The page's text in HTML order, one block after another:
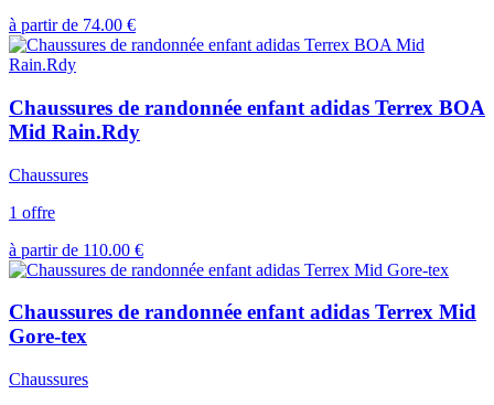
à partir de 74.00 €
Chaussures de randonnée enfant adidas Terrex BOA
Mid Rain.Rdy
Chaussures
1 offre
à partir de 110.00 €
Chaussures de randonnée enfant adidas Terrex Mid
Gore-tex
Chaussures